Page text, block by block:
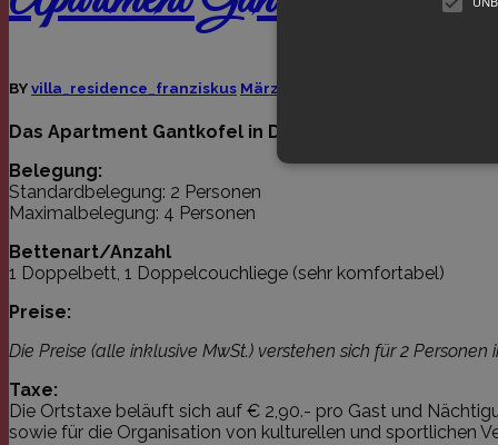
BY villa_residence_franziskus März 19, 2019
Das Apartment Gantkofel in Dorf Tirol liegt im 1.
Belegung:
Standardbelegung: 2 Personen
Maximalbelegung: 4 Personen
Bettenart/Anzahl
1 Doppelbett, 1 Doppelcouchliege (sehr komfortabel)
Preise:
Die Preise (alle inklusive MwSt.) verstehen sich für 2
Taxe:
Die Ortstaxe beläuft sich auf € 2,90.- pro Gast und
sowie für die Organisation von kulturellen und sportlichen
PHPSESSID